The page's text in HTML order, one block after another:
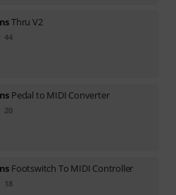
Thru V2
44
Pedal to MIDI Converter
20
Footswitch To MIDI Controller
18